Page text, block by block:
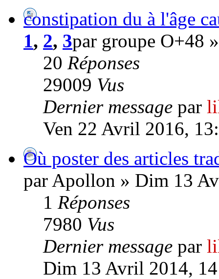
constipation du à l'âge
1, 2, 3par groupe O+48
20 Réponses
29009 Vus
Dernier message par
Ven 22 Avril 2016,
Où poster des articles
par Apollon » Dim 13
1 Réponses
7980 Vus
Dernier message par
Dim 13 Avril 2014,